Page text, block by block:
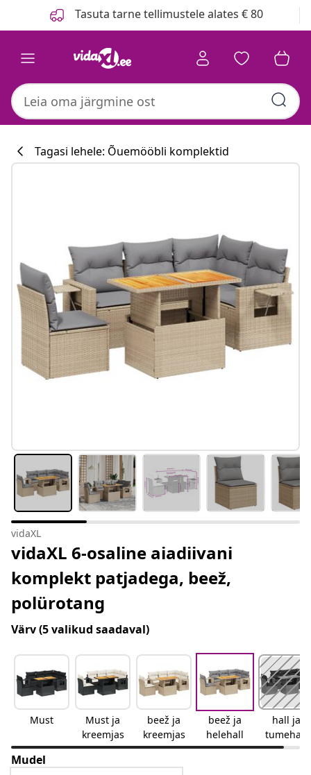
Tasuta tarne tellimustele alates € 80
#sharemevidaxl
Tagasi lehele: Õuemööbli komplektid
vidaXL
vidaXL 6-osaline aiadiivani
komplekt patjadega, beež,
polürotang
Värv(5 valikud saadaval)
Must
Must ja
kreemjas
beež ja
kreemjas
beež ja
helehall
hall ja
tumehall
Mudel